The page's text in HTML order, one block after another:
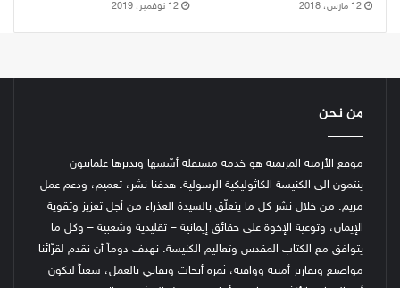
12 مارس، 2018 12 نوفمبر، 2019
من نحن
موقع الأزمنة المريمية هو خدمة مستقلة أسّسها ويديرها علمانيون
ينتمون الى الكنيسة الكاثوليكية الرسولية. هدفنا نشر، تعميم، ودعم عمل
مريم. من خلال نشر كل ما يتعلّق بالسيدة العذراء من أجل تعزيز وتقوية
الإيمان، وتوعية الإخوة على حقائق إيمانية – تقليدية وشعبية – وكل ما
يتوافق مع الكتاب المقدس وتعاليم الكنيسة. نهدف دوماً أن نقدم لقرّائنا
مواضيع وتقارير أمينة ووافية، ثمرة أبحاث وتفاني بالعمل، سعياً لنكون